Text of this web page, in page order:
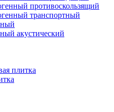
противоскользящий
транспортный
акустический
плитка